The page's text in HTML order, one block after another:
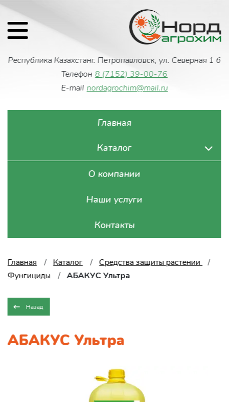
Республика Казахстанг. Петропавловск, ул. Северная 1 б
Телефон 8 (7152) 39-00-76
E-mail nordagrochim@mail.ru
Главная
Каталог
О компании
Наши услуги
Контакты
Главная Каталог
Средства защиты растении
Фунгициды
АБАКУС Ультра
Назад
АБАКУС Ультра